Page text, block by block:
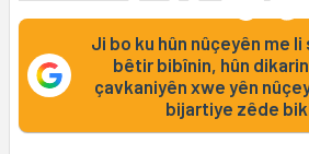
Ji bo ku hûn nûçeyên me li
bêtir bibînin, hûn
çavkaniyên xwe yên
bijartiye zêde